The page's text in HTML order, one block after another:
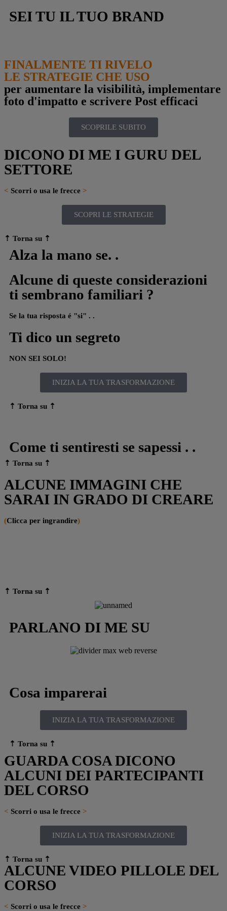
SEI TU IL TUO BRAND
FINALMENTE TI RIVELO
LE STRATEGIE CHE USO
per aumentare la visibilità, implementare
foto d'impatto e scrivere Post efficaci
SCOPRILE SUBITO
DICONO DI ME I GURU DEL
SETTORE
< Scorri o usa le frecce >
SCOPRI LE STRATEGIE
⇡ Torna su ⇡
Alza la mano se​. .​
Alcune di queste considerazioni
ti sembrano familiari ?
Se la tua risposta é "si" . .
Ti dico un segreto
NON SEI SOLO!
INIZIA LA TUA TRASFORMAZIONE
⇡ Torna su ⇡
Come ti sentiresti se sapessi . .
⇡ Torna su ⇡
ALCUNE IMMAGINI CHE
SARAI IN GRADO DI CREARE
(Clicca per ingrandire)
⇡ Torna su ⇡
PARLANO DI ME SU
Cosa imparerai
INIZIA LA TUA TRASFORMAZIONE
⇡ Torna su ⇡
GUARDA COSA DICONO
ALCUNI DEI PARTECIPANTI
DEL CORSO
< Scorri o usa le frecce >
INIZIA LA TUA TRASFORMAZIONE
⇡ Torna su ⇡
ALCUNE VIDEO PILLOLE DEL
CORSO
< Scorri o usa le frecce >